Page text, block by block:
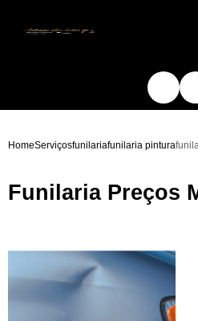
HomeServiçosfunilariafunilaria pintura
Funilaria Preços